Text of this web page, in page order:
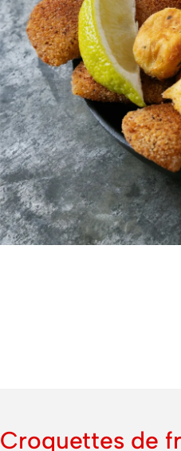
Croquettes de